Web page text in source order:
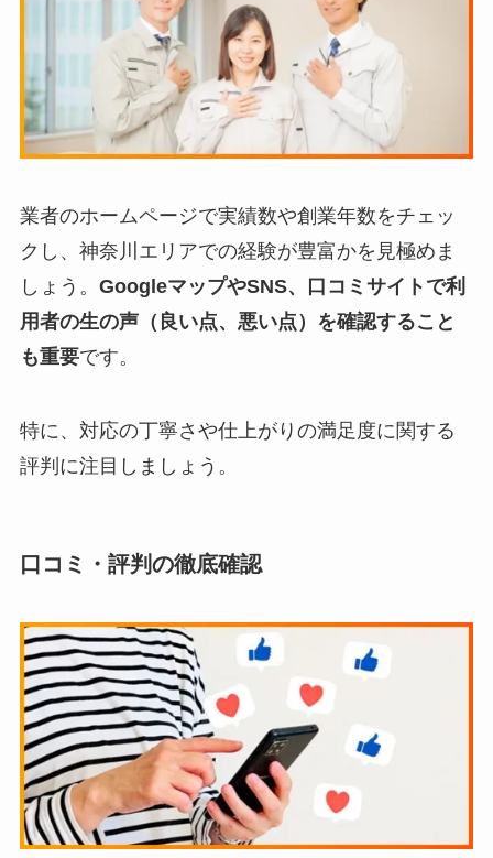
業者のホームページで実績数や創業年数をチェッ
クし、神奈川エリアでの経験が豊富かを見極めま
しょう。 GoogleマップやSNS、口コミサイトで利
用者の生の声（良い点、悪い点）を確認すること
も重要です。
特に、対応の丁寧さや仕上がりの満足度に関する
評判に注目しましょう。
口コミ・評判の徹底確認